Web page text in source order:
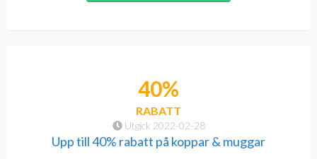
Utgick 2022-02-28
40%
RABATT
Upp till 40% rabatt på koppar & muggar